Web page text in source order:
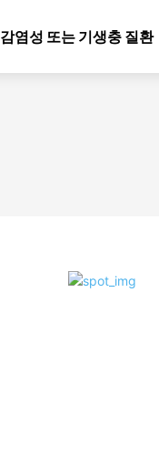
감염성 또는 기생충 질환